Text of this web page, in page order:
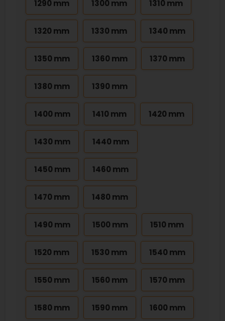
1290 mm 1300 mm 1310 mm
1320 mm 1330 mm 1340 mm
1350 mm 1360 mm 1370 mm
1380 mm 1390 mm
1400 mm 1410 mm 1420 mm
1430 mm 1440 mm
1450 mm 1460 mm
1470 mm 1480 mm
1490 mm 1500 mm 1510 mm
1520 mm 1530 mm 1540 mm
1550 mm 1560 mm 1570 mm
1580 mm 1590 mm 1600 mm